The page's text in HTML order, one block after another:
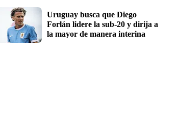
Uruguay busca que Diego
Forlán lidere la sub-20 y dirija a
la mayor de manera interina